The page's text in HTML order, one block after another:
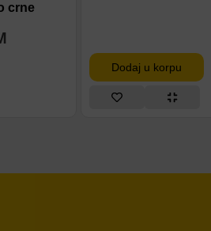
crne
Dodaj u korpu